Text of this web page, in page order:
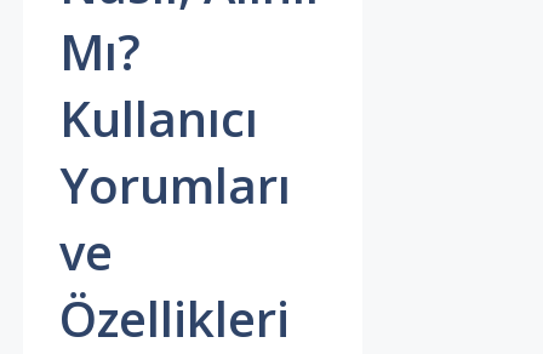
Mı?
Kullanıcı
Yorumları
ve
Özellikleri